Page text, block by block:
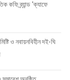
কফি ব্র্যান্ড ‘ক্যাফে
ও নবায়নবিহীন দই-ঘি